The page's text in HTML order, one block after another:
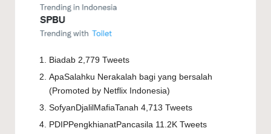
Biadab 2,779 Tweets
ApaSalahku Nerakalah bagi yang bersalah
(Promoted by Netflix Indonesia)
SofyanDjalilMafiaTanah 4,713 Tweets
PDIPPengkhianatPancasila 11.2K Tweets